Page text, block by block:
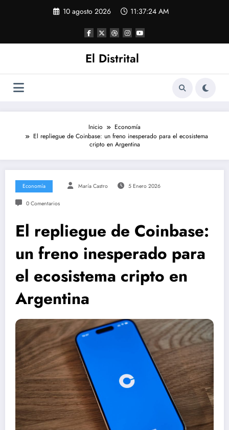
10 agosto 2026 11:37:25 AM
El Distrital
Inicio
Economía
El repliegue de Coinbase: un freno inesperado para el ecosistema
cripto en Argentina
Economía María Castro 5 Enero 2026
0 Comentarios
El repliegue de Coinbase:
un freno inesperado para
el ecosistema cripto en
Argentina